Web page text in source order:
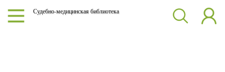
Судебно-медицинская библиотека